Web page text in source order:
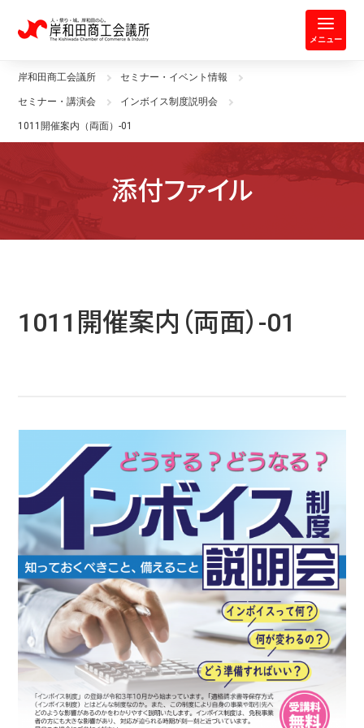
岸和田商工会議所 | 人・祭り・城。
メニュー
岸和田商工会議所 セミナー・イベント情報
セミナー・講演会 インボイス制度説明会
1011開催案内（両面）-01
添付ファイル
1011開催案内（両面）-01